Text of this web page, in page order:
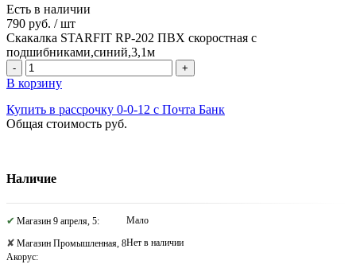
Есть в наличии
790 руб. / шт
Скакалка STARFIT RP-202 ПВХ скоростная с
подшибниками,синий,3,1м
- +
В корзину
Купить в рассрочку 0-0-12 с Почта Банк
Общая стоимость руб.
Наличие
Магазин 9 апреля, 5: Мало
Магазин Промышленная, 8
Акорус:
Нет в наличии